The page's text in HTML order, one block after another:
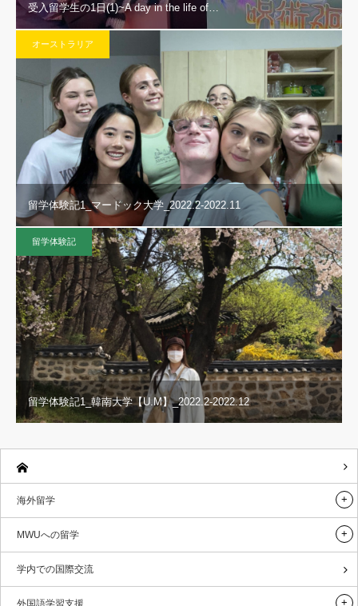
受入留学生の1日(1)~A day in the life of…
オーストラリア
留学体験記1_マードック大学_2022.2-2022.11
留学体験記
留学体験記1_韓南大学【U.M】_2022.2-2022.12
海外留学
MWUへの留学
学内での国際交流